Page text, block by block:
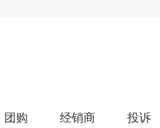
团购 经销商 投诉